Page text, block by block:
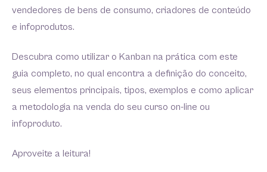
vendedores de bens de consumo, criadores de conteúdo
e infoprodutos.
Descubra como utilizar o Kanban na prática com este
guia completo, no qual encontra a definição do conceito,
seus elementos principais, tipos, exemplos e como aplicar
a metodologia na venda do seu curso on-line ou
infoproduto.
Aproveite a leitura!